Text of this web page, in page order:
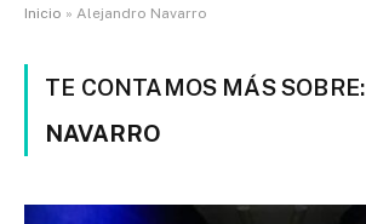
Inicio » Alejandro Navarro
TE CONTAMOS MÁS SOBRE:
NAVARRO